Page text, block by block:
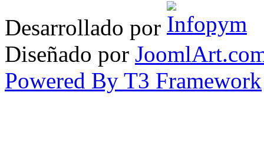
Desarrollado por
Diseñado por
Powered By T3 Framework